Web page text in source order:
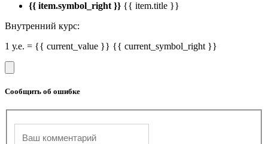
{{ item.symbol_right }} {{ item.title }}
Внутренний курс:
1 у.е. = {{ current_value }} {{ current_symbol_right }}
Сообщить об ошибке